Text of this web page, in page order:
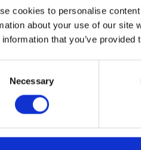
cookies to personalise
about your use of our site
information that you’ve
Necessary
1 – Repubblica Ceca
Per fissare un incontro